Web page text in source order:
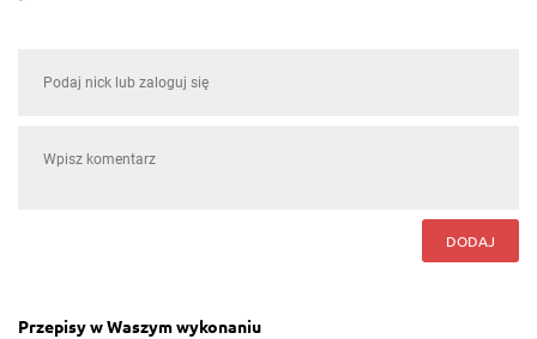
DODAJ
Przepisy w Waszym wykonaniu